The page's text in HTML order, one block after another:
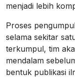
menjadi lebih
Proses
selama sekitar
terkumpul, tim
mendalam
bentuk publikasi